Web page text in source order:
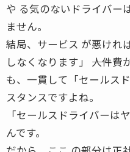
や る気のないドライバー
ません。
結局、サービス が悪けれ
しなくなります」 ――人件
も、一貫して「セールス
スタンスですよね。
「セールスドライバーは
んです。